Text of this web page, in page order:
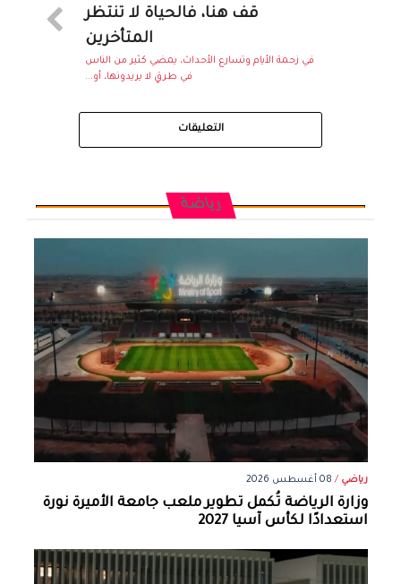
قف هنا، فالحياة لا تنتظر
المتأخرين
في زحمة الأيام وتسارع الأحداث، يمضي كثير من الناس
في طرقٍ لا يريدونها، أو...
التعليقات
رياضة
رياضي / 08 أغسطس 2026
وزارة الرياضة تُكمل تطوير ملعب جامعة الأميرة نورة
استعدادًا لكأس آسيا 2027